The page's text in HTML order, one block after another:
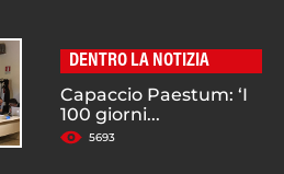
DENTRO LA NOTIZIA
Capaccio Paestum: ‘I
100 giorni...
5693